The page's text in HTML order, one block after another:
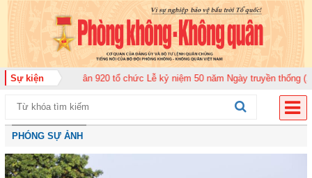
Sự kiện
đoàn Không quân 920 tổ chức Lễ kỷ niệm 50 năm Ngày truyền thống (12-
PHÓNG SỰ ẢNH